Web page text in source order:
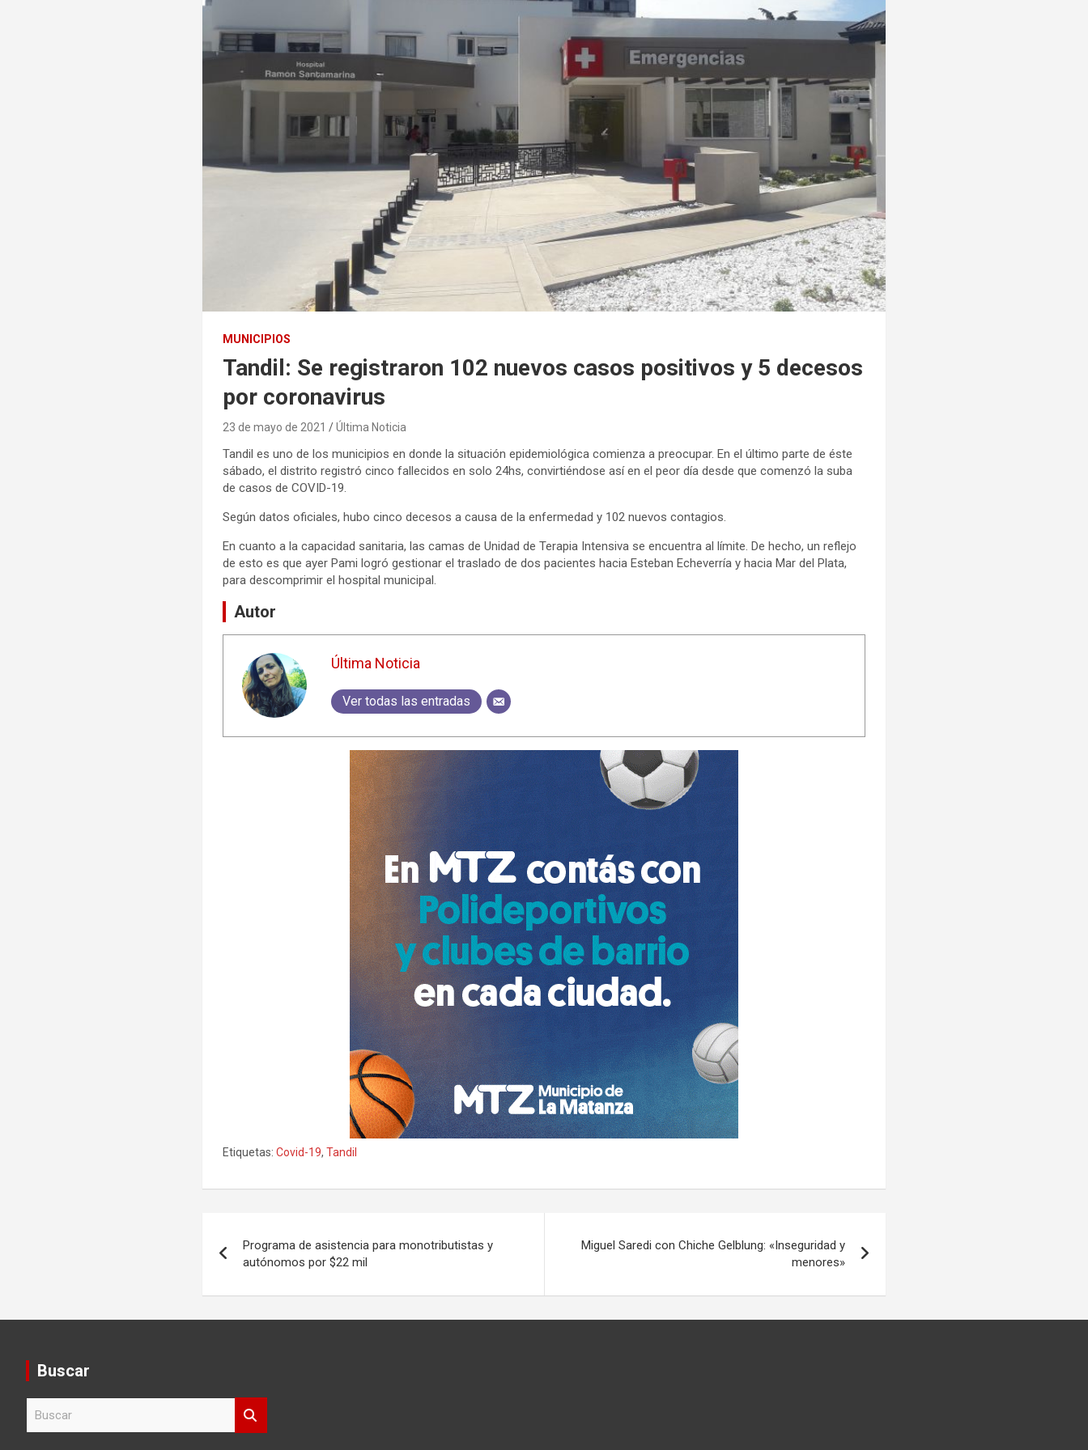
MUNICIPIOS
Tandil: Se registraron 102 nuevos casos positivos y 5 decesos
por coronavirus
23 de mayo de 2021 Última Noticia
Tandil es uno de los municipios en donde la situación epidemiológica comienza a preocupar. En el último parte de éste
sábado, el distrito registró cinco fallecidos en solo 24hs, convirtiéndose así en el peor día desde que comenzó la suba
de casos de COVID-19.
Según datos oficiales, hubo cinco decesos a causa de la enfermedad y 102 nuevos contagios.
En cuanto a la capacidad sanitaria, las camas de Unidad de Terapia Intensiva se encuentra al límite. De hecho, un reflejo
de esto es que ayer Pami logró gestionar el traslado de dos pacientes hacia Esteban Echeverría y hacia Mar del Plata,
para descomprimir el hospital municipal.
Autor
Última Noticia
Ver todas las entradas
Etiquetas: Covid-19,Tandil
de
entradas
Programa de asistencia para monotributistas y
autónomos por $22 mil
Miguel Saredi con Chiche Gelblung: «Inseguridad y
menores»
Buscar